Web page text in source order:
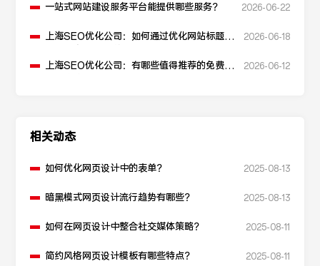
一站式网站建设服务平台能提供哪些服务？ 2026-06-22
上海SEO优化公司：如何通过优化网站标题提
2026-06-18
上海SEO优化公司：有哪些值得推荐的免费
2026-06-12
相关动态
如何优化网页设计中的表单？ 2025-08-13
暗黑模式网页设计流行趋势有哪些？ 2025-08-13
如何在网页设计中整合社交媒体策略？ 2025-08-11
简约风格网页设计模板有哪些特点？ 2025-08-11